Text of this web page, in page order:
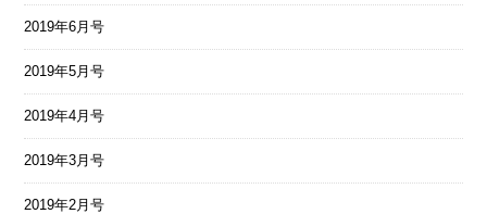
2019年6月号
2019年5月号
2019年4月号
2019年3月号
2019年2月号